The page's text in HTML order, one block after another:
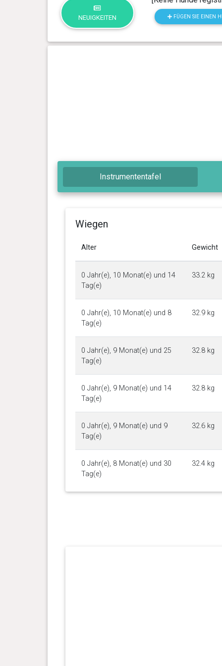
NEUIGKEITEN FÜGEN SIE EINEN
Instrumententafel
Wiegen
Alter Gewicht
0 Jahr(e), 10 Monat(e) und 14
Tag(e)
33.2 kg
0 Jahr(e), 10 Monat(e) und 8
Tag(e)
32.9 kg
0 Jahr(e), 9 Monat(e) und 25
Tag(e)
32.8 kg
0 Jahr(e), 9 Monat(e) und 14
Tag(e)
32.8 kg
0 Jahr(e), 9 Monat(e) und 9
Tag(e)
32.6 kg
0 Jahr(e), 8 Monat(e) und 30
Tag(e)
32.4 kg